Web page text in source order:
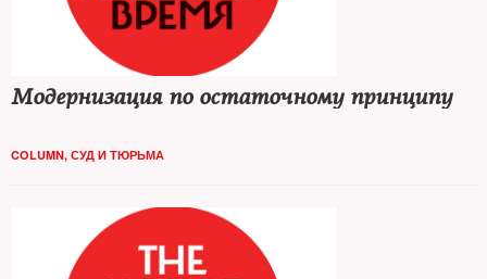
Модернизация по остаточному принципу
COLUMN, СУД И ТЮРЬМА